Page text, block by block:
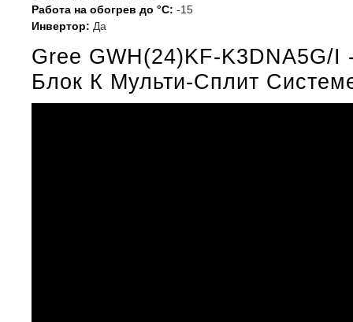
Работа на обогрев до °С: -15
Инвертор: Да
Gree GWH(24)KF-K3DNA5G/I
Блок К Мульти-Сплит